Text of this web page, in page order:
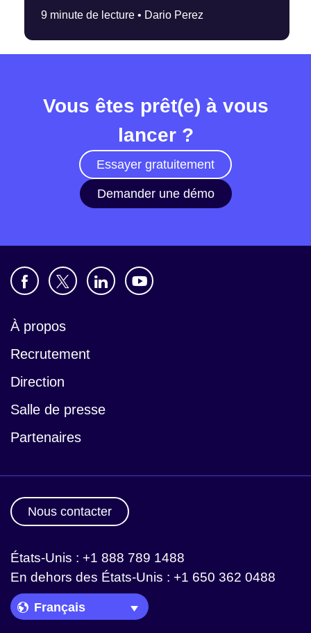
9 minute de lecture • Dario Perez
Vous êtes prêt(e) à vous
lancer ?
Essayer gratuitement
Demander une démo
À propos
Recrutement
Direction
Salle de presse
Partenaires
Nous contacter
États-Unis : +1 888 789 1488
En dehors des États-Unis : +1 650 362 0488
Language Picker